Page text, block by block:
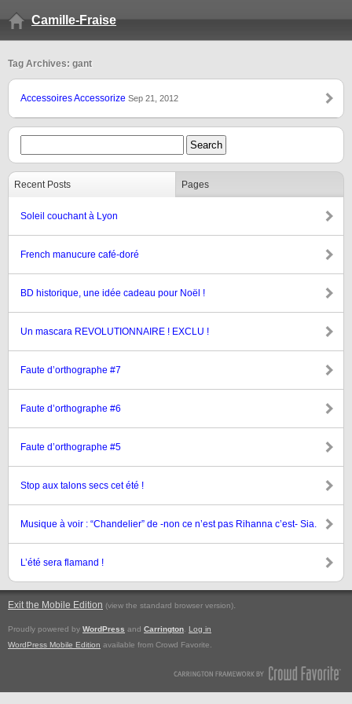
Camille-Fraise
Tag Archives: gant
Accessoires Accessorize Sep 21, 2012
Recent Posts Pages
Soleil couchant à Lyon
French manucure café-doré
BD historique, une idée cadeau pour Noël !
Un mascara REVOLUTIONNAIRE ! EXCLU !
Faute d’orthographe #7
Faute d’orthographe #6
Faute d’orthographe #5
Stop aux talons secs cet été !
Musique à voir : “Chandelier” de -non ce n’est pas Rihanna c’est- Sia.
L’été sera flamand !
Exit the Mobile Edition (view the standard browser version).
Proudly powered by WordPress and Carrington
Log in
WordPress Mobile Edition available from Crowd Favorite.